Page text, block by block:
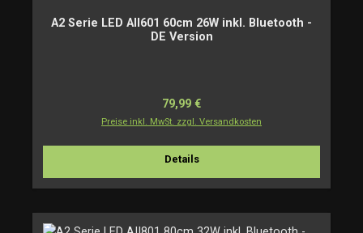
A2 Serie LED AII601 60cm 26W inkl. Bluetooth -
DE Version
Regulärer Preis:
79,99 €
Preise inkl. MwSt. zzgl. Versandkosten
Details